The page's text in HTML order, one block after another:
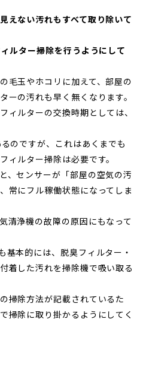
えない汚れもすべて取り除いて
ルター掃除を行うようにして
毛玉やホコリに加えて、部屋の
ーの汚れも早く無くなります。
ィルターの交換時期としては、
のですが、これはあくまでも
ィルター掃除は必要です。
、センサーが「部屋の空気の汚
常にフル稼働状態になってしま
清浄機の故障の原因にもなって
基本的には、脱臭フィルター・
着した汚れを掃除機で吸い取る
掃除方法が記載されているた
掃除に取り掛かるようにしてく